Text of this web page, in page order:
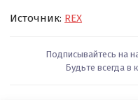
Источник: REX
Подписывайтесь на
Будьте всегда в